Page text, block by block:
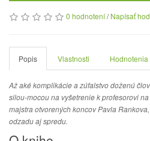
0 hodnotení/Napísať
Popis Vlastnosti Hodnotenia
Až aké komplikácie a zúfalstvo doženú
silou-mocou na vyšetrenie k profesorovi
majstra otvorených koncov Pavla
odzadu aj spredu.